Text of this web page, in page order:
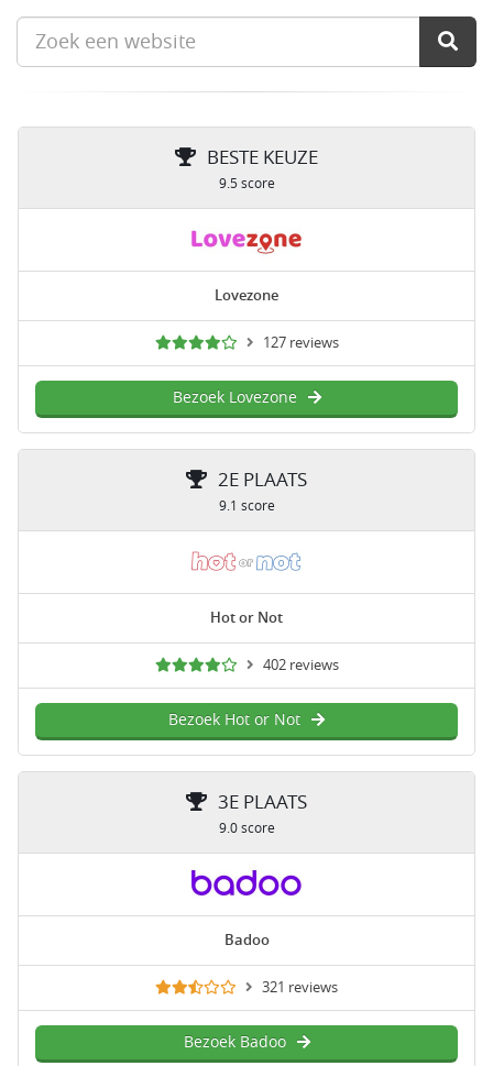
BESTE KEUZE
9.5 score
Lovezone
127 reviews
Bezoek Lovezone
2E PLAATS
9.1 score
Hot or Not
402 reviews
Bezoek Hot or Not
3E PLAATS
9.0 score
Badoo
321 reviews
Bezoek Badoo